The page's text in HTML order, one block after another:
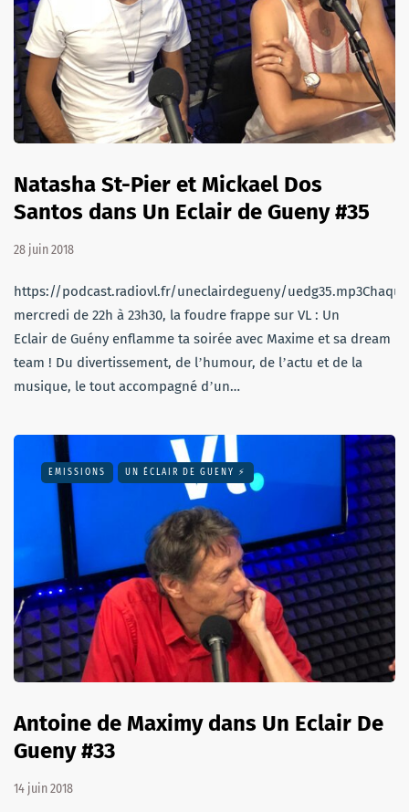
Natasha St-Pier et Mickael Dos
Santos dans Un Eclair de Gueny #35
28 juin 2018
https://podcast.radiovl.fr/uneclairdegueny/uedg35.mp3Chaque
mercredi de 22h à 23h30, la foudre frappe sur VL : Un
Eclair de Guény enflamme ta soirée avec Maxime et sa dream
team ! Du divertissement, de lʼhumour, de lʼactu et de la
musique, le tout accompagné dʼun…
EMISSIONS UN ÉCLAIR DE GUENY ⚡️
Antoine de Maximy dans Un Eclair De
Gueny #33
14 juin 2018